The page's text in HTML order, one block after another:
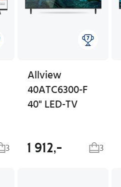
3
Allview
40ATC6300-F
40" LED-TV
1 912,- 3